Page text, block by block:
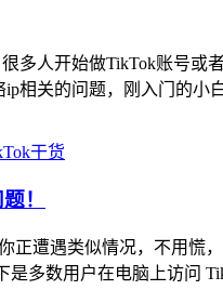
多人开始做TikTok账号或
相关的问题，刚入门的
干货
！
正遭遇类似情况，不用
多数用户在电脑上访问